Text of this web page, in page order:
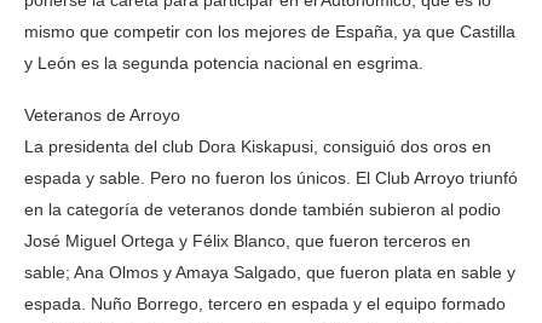
mismo que competir con los mejores de España, ya que Castilla
y León es la segunda potencia nacional en esgrima.
Veteranos de Arroyo
La presidenta del club Dora Kiskapusi, consiguió dos oros en
espada y sable. Pero no fueron los únicos. El Club Arroyo triunfó
en la categoría de veteranos donde también subieron al podio
José Miguel Ortega y Félix Blanco, que fueron terceros en
sable; Ana Olmos y Amaya Salgado, que fueron plata en sable y
espada. Nuño Borrego, tercero en espada y el equipo formado